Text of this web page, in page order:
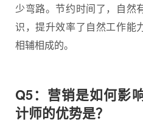
少弯路。节约时间了，自然
识，提升效率了自然工作能
相辅相成的。
Q5：营销是如何影
计师的优势是？